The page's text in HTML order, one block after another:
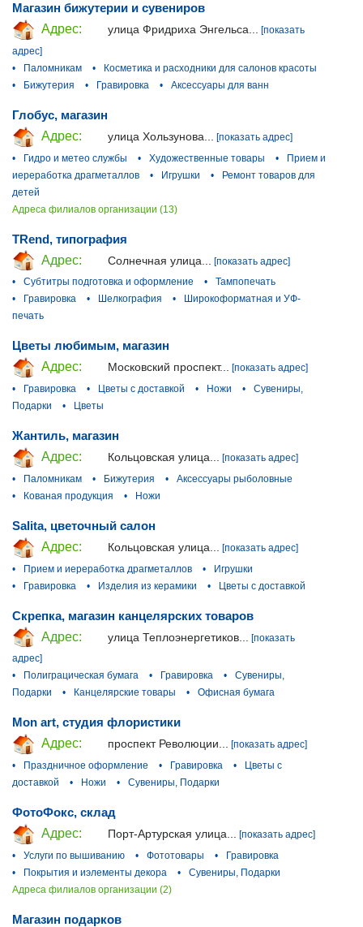
Магазин бижутерии и сувениров
Адрес:
улица Фридриха Энгельса...
[показать
адрес]
•
Паломникам •
Косметика и расходники для салонов красоты
•
Бижутерия • Гравировка • Аксессуары для ванн
Глобус, магазин
Адрес:
улица Хользунова...
[показать адрес]
•
Гидро и метео службы • Художественные товары •
Прием и
иереработка драгметаллов
• Игрушки •
Ремонт товаров для
детей
Адреса филиалов организации (13)
TRend, типография
Адрес:
Солнечная улица...
[показать адрес]
•
Субтитры подготовка и оформление •
Тампопечать
•
Гравировка • Шелкография •
Широкоформатная и УФ-
печать
Цветы любимым, магазин
Адрес:
Московский проспект... [показать адрес]
•
Гравировка • Цветы с доставкой • Ножи •
Сувениры,
Подарки
• Цветы
Жантиль, магазин
Адрес:
Кольцовская улица...
[показать адрес]
•
Паломникам • Бижутерия •
Аксессуары рыболовные
•
Кованая продукция • Ножи
Salita, цветочный салон
Адрес:
Кольцовская улица...
[показать адрес]
•
Прием и иереработка драгметаллов •
Игрушки
•
Гравировка • Изделия из керамики • Цветы с доставкой
Скрепка, магазин канцелярских товаров
Адрес:
улица Теплоэнергетиков...
[показать
адрес]
•
Полиграцическая бумага • Гравировка •
Сувениры,
Подарки
• Канцелярские товары • Офисная бумага
Mon art, студия флористики
Адрес:
проспект Революции... [показать адрес]
•
Праздничное оформление • Гравировка •
Цветы с
доставкой
• Ножи • Сувениры, Подарки
ФотоФокс, склад
Адрес:
Порт-Артурская улица... [показать адрес]
•
Услуги по вышиванию • Фототовары •
Гравировка
•
Покрытия и иэлементы декора •
Сувениры, Подарки
Адреса филиалов организации (2)
Магазин подарков